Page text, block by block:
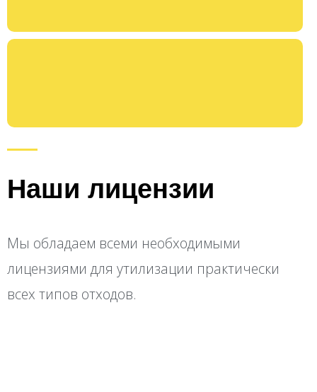
Наши лицензии
Мы обладаем всеми необходимыми
лицензиями для утилизации практически
всех типов отходов.